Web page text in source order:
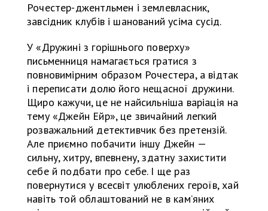
Рочестер-джентльмен і землевласник,
завсідник клубів і шанований усіма сусід.
У «Дружині з горішнього поверху»
письменниця намагається гратися з
повновимірним образом Рочестера, а відтак
і переписати долю його нещасної дружини.
Щиро кажучи, це не найсильніша варіація на
тему «Джейн Ейр», це звичайний легкий
розважальний детективчик без претензій.
Але приємно побачити іншу Джейн —
сильну, хитру, впевнену, здатну захистити
себе й подбати про себе. І ще раз
повернутися у всесвіт улюблених героїв, хай
навіть той облаштований не в кам’яних